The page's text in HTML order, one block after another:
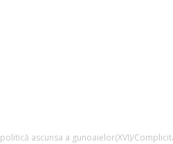
ascunsa a gunoaielor(XVI)/